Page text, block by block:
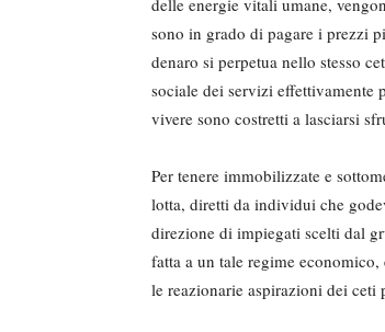
sono in grado di pagare i prezzi
denaro si perpetua nello stesso
sociale dei servizi effettivamente
vivere sono costretti a lasciarsi
Per tenere immobilizzate e
lotta, diretti da individui che
direzione di impiegati scelti dal
fatta a un tale regime
le reazionarie aspirazioni dei